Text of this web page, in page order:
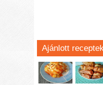
Ajánlott